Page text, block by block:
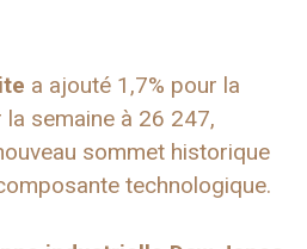
a ajouté 1,7% pour la
semaine à 26 247,
sommet historique
technologique.